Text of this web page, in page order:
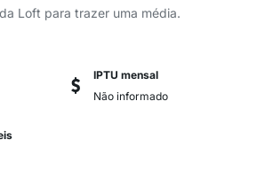
Loft para trazer uma média.
IPTU mensal
Não informado